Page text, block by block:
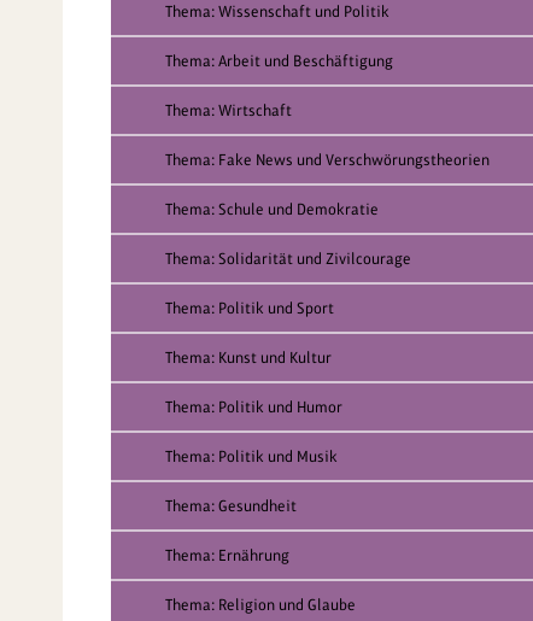
Thema: Wissenschaft und Politik
Thema: Arbeit und Beschäftigung
Thema: Wirtschaft
Thema: Fake News und Verschwörungstheorien
Thema: Schule und Demokratie
Thema: Solidarität und Zivilcourage
Thema: Politik und Sport
Thema: Kunst und Kultur
Thema: Politik und Humor
Thema: Politik und Musik
Thema: Gesundheit
Thema: Ernährung
Thema: Religion und Glaube